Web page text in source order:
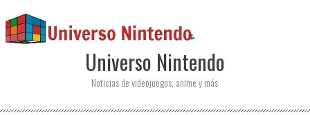
Universo Nintendo
Noticias de videojuegos, anime y más